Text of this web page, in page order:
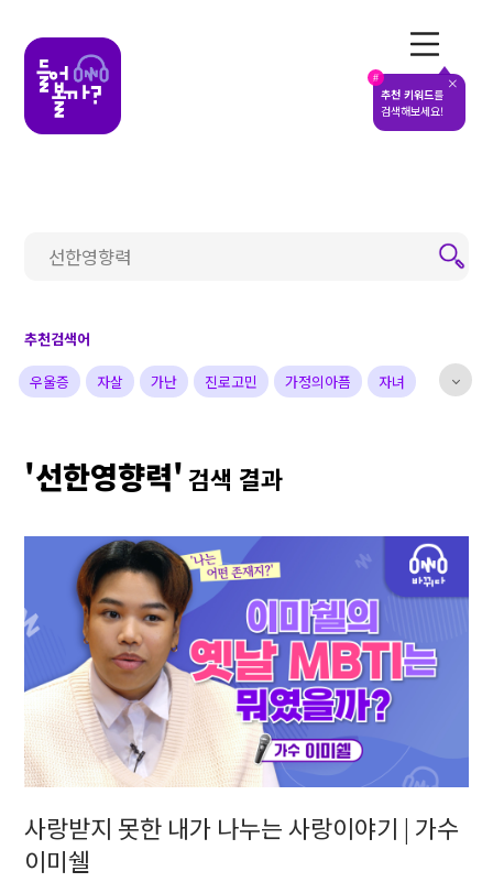
#
추천 키워드를
검색해보세요!
추천검색어
우울증 자살 가난 진로고민 가정의아픔 자녀
선한영향력 예술&영감 돌아온탕자
'선한영향력'검색 결과
사랑받지 못한 내가 나누는 사랑이야기 | 가수
이미쉘